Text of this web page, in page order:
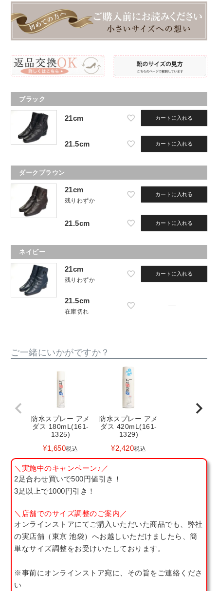
ブラック
21cm カートに入れる
21.5cm カートに入れる
ダークブラウン
21cm
残りわずか
カートに入れる
21.5cm カートに入れる
ネイビー
21cm
残りわずか
カートに入れる
21.5cm
在庫切れ
—
ご一緒にいかがですか？
防水スプレー アメ
ダス 180mL(161-
1325)
¥1,650税込
防水スプレー アメ
ダス 420mL(161-
1329)
¥2,420税込
＼実施中のキャンペーン♪／
2足合わせ買いで500円値引き！
3足以上で1000円引き！
＼店舗でのサイズ調整のご案内／
オンラインストアにてご購入いただいた商品でも、弊社
の実店舗（東京 池袋）へお越しいただけましたら、簡
単なサイズ調整をお受けいたしております。
※事前にオンラインストア宛に、その旨をご連絡くださ
い